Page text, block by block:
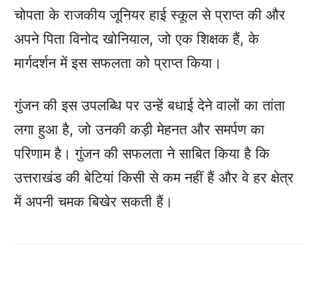
चोपता के राजकीय जूनियर हाई स्कूल से प्राप्त की और
अपने पिता विनोद खोनियाल, जो एक शिक्षक हैं, के
मार्गदर्शन में इस सफलता को प्राप्त किया।
गुंजन की इस उपलब्धि पर उन्हें बधाई देने वालों का तांता
लगा हुआ है, जो उनकी कड़ी मेहनत और समर्पण का
परिणाम है। गुंजन की सफलता ने साबित किया है कि
उत्तराखंड की बेटियां किसी से कम नहीं हैं और वे हर क्षेत्र
में अपनी चमक बिखेर सकती हैं।